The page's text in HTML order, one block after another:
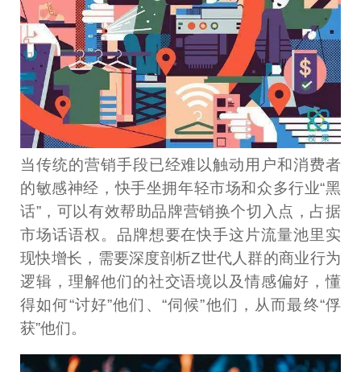
当传统的营销手段已经难以触动用户和消费者
的敏感神经，快手坐拥年轻市场和众多行业“黑
话”，可以有效帮助品牌营销换个切入点，占据
市场话语权。品牌想要在快手这片流量池里实
现快增长，需要深度剖析Z世代人群的商业行为
逻辑，理解他们的社交语境以及情感偏好，懂
得如何“讨好”他们、“伺候”他们，从而最终“俘
获”他们。